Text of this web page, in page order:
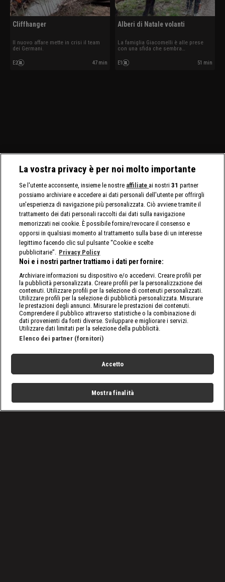
Cliffhanger
Il nuovo affare mette in crisi il team
dei Germani.
E2 47 min
Alberi di Natale volanti
La famiglia Giacomelli è alle prese
con una sfida che sembra
E1 51 min
La vostra privacy è per noi molto importante
Se l'utente acconsente, insieme le nostre affiliate ai nostri31 partner
possiamo archiviare e accedere ai dati personali dell'utente per offrirgli
un'esperienza di navigazione più personalizzata. Ciò avviene tramite il
trattamento dei dati personali raccolti dai dati sulla navigazione
memorizzati nei cookie. È possibile fornire/revocare il consenso e
opporsi in qualsiasi momento al trattamento sulla base di un interesse
legittimo facendo clic sul pulsante “Cookie e scelte
pubblicitarie”. Privacy Policy
Noi e i nostri partner trattiamo i dati per fornire:
Archiviare informazioni su dispositivo e/o accedervi. Creare profili per
la pubblicità personalizzata. Creare profili per la personalizzazione dei
contenuti. Utilizzare profili per la selezione di contenuti personalizzati.
Utilizzare profili per la selezione di pubblicità personalizzata. Misurare
le prestazioni degli annunci. Misurare le prestazioni dei contenuti.
Comprendere il pubblico attraverso statistiche o la combinazione di
dati provenienti da fonti diverse. Sviluppare e migliorare i servizi.
Utilizzare dati limitati per la selezione della pubblicità.
Elenco dei partner (fornitori)
Accetto
Mostra finalità